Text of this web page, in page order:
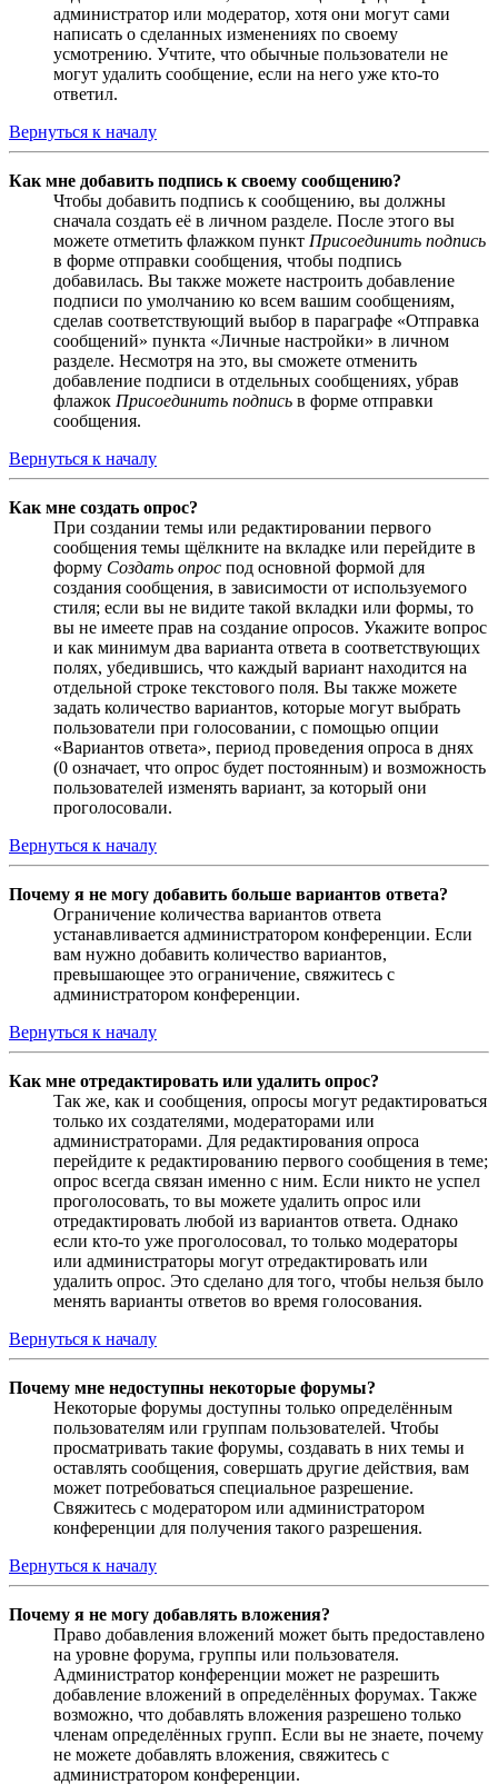
администратор или модератор, хотя они могут сами
написать о сделанных изменениях по своему
усмотрению. Учтите, что обычные пользователи не
могут удалить сообщение, если на него уже кто-то
ответил.
Вернуться к началу
Как мне добавить подпись к своему сообщению?
Чтобы добавить подпись к сообщению, вы должны
сначала создать её в личном разделе. После этого вы
можете отметить флажком пункт Присоединить подпись
в форме отправки сообщения, чтобы подпись
добавилась. Вы также можете настроить добавление
подписи по умолчанию ко всем вашим сообщениям,
сделав соответствующий выбор в параграфе «Отправка
сообщений» пункта «Личные настройки» в личном
разделе. Несмотря на это, вы сможете отменить
добавление подписи в отдельных сообщениях, убрав
флажок Присоединить подпись в форме отправки
сообщения.
Вернуться к началу
Как мне создать опрос?
При создании темы или редактировании первого
сообщения темы щёлкните на вкладке или перейдите в
форму Создать опрос под основной формой для
создания сообщения, в зависимости от используемого
стиля; если вы не видите такой вкладки или формы, то
вы не имеете прав на создание опросов. Укажите вопрос
и как минимум два варианта ответа в соответствующих
полях, убедившись, что каждый вариант находится на
отдельной строке текстового поля. Вы также можете
задать количество вариантов, которые могут выбрать
пользователи при голосовании, с помощью опции
«Вариантов ответа», период проведения опроса в днях
(0 означает, что опрос будет постоянным) и возможность
пользователей изменять вариант, за который они
проголосовали.
Вернуться к началу
Почему я не могу добавить больше вариантов ответа?
Ограничение количества вариантов ответа
устанавливается администратором конференции. Если
вам нужно добавить количество вариантов,
превышающее это ограничение, свяжитесь с
администратором конференции.
Вернуться к началу
Как мне отредактировать или удалить опрос?
Так же, как и сообщения, опросы могут редактироваться
только их создателями, модераторами или
администраторами. Для редактирования опроса
перейдите к редактированию первого сообщения в теме;
опрос всегда связан именно с ним. Если никто не успел
проголосовать, то вы можете удалить опрос или
отредактировать любой из вариантов ответа. Однако
если кто-то уже проголосовал, то только модераторы
или администраторы могут отредактировать или
удалить опрос. Это сделано для того, чтобы нельзя было
менять варианты ответов во время голосования.
Вернуться к началу
Почему мне недоступны некоторые форумы?
Некоторые форумы доступны только определённым
пользователям или группам пользователей. Чтобы
просматривать такие форумы, создавать в них темы и
оставлять сообщения, совершать другие действия, вам
может потребоваться специальное разрешение.
Свяжитесь с модератором или администратором
конференции для получения такого разрешения.
Вернуться к началу
Почему я не могу добавлять вложения?
Право добавления вложений может быть предоставлено
на уровне форума, группы или пользователя.
Администратор конференции может не разрешить
добавление вложений в определённых форумах. Также
возможно, что добавлять вложения разрешено только
членам определённых групп. Если вы не знаете, почему
не можете добавлять вложения, свяжитесь с
администратором конференции.